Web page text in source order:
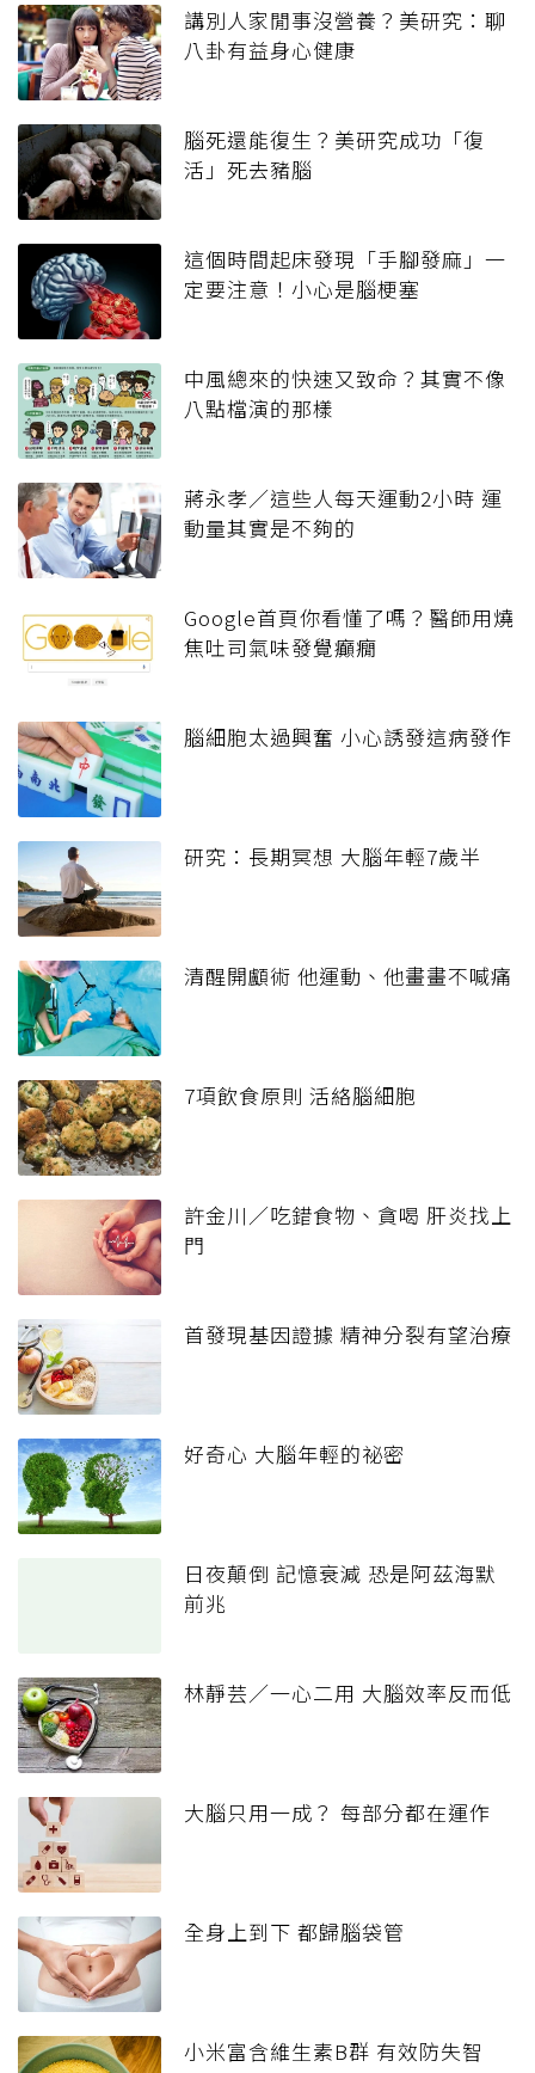
講別人家閒事沒營養？美研究：聊
八卦有益身心健康
腦死還能復生？美研究成功「復
活」死去豬腦
這個時間起床發現「手腳發麻」一
定要注意！小心是腦梗塞
中風總來的快速又致命？其實不像
八點檔演的那樣
蔣永孝／這些人每天運動2小時 運
動量其實是不夠的
Google首頁你看懂了嗎？醫師用燒
焦吐司氣味發覺癲癇
腦細胞太過興奮 小心誘發這病發作
研究：長期冥想 大腦年輕7歲半
清醒開顱術 他運動、他畫畫不喊痛
7項飲食原則 活絡腦細胞
許金川／吃錯食物、貪喝 肝炎找上
門
首發現基因證據 精神分裂有望治療
好奇心 大腦年輕的祕密
日夜顛倒 記憶衰減 恐是阿茲海默
前兆
林靜芸／一心二用 大腦效率反而低
大腦只用一成？ 每部分都在運作
全身上到下 都歸腦袋管
小米富含維生素B群 有效防失智